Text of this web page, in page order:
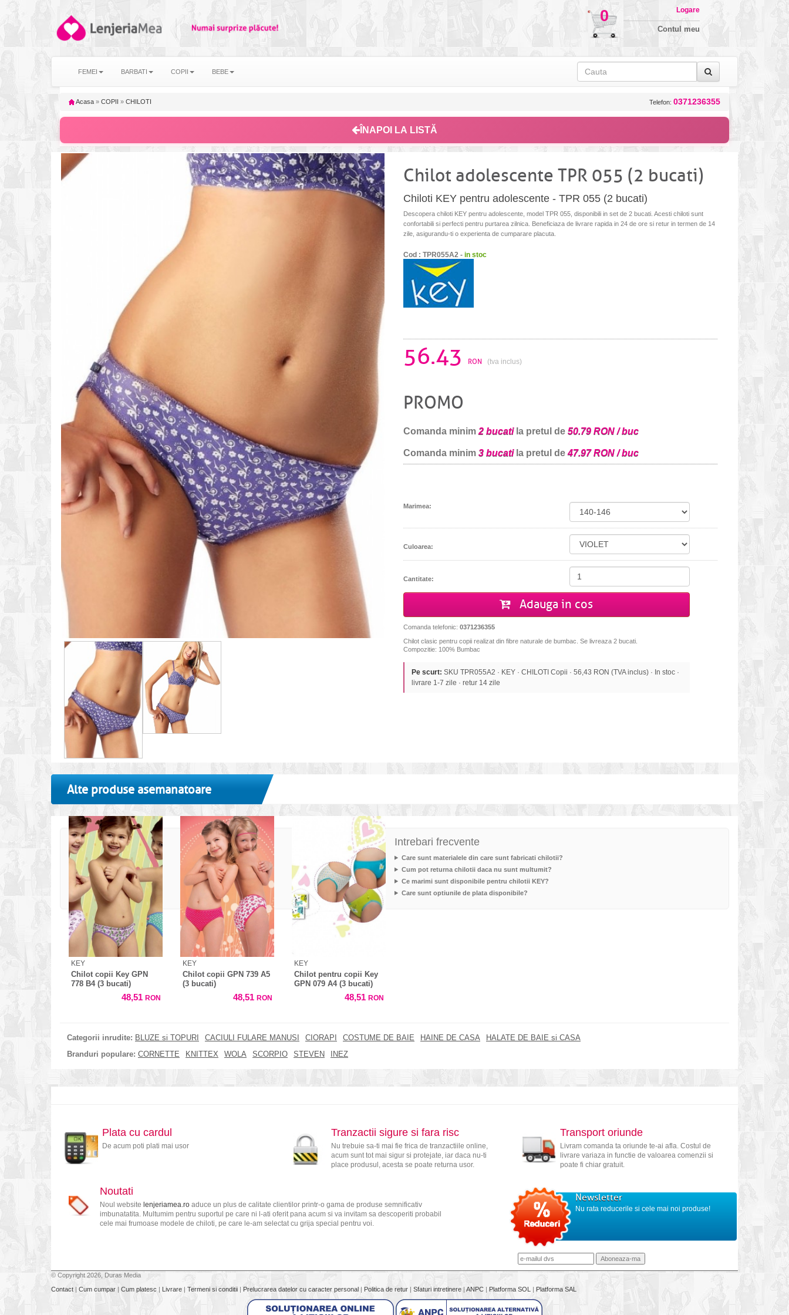
0 Logare
Contul meu
FEMEI BARBATI COPII BEBE
Acasa » COPII » CHILOTI Telefon: 0371236355
ÎNAPOI LA LISTĂ
Chilot adolescente TPR 055 (2 bucati)
Chiloti KEY pentru adolescente - TPR 055 (2 bucati)
Descopera chiloti KEY pentru adolescente, model TPR 055, disponibili in set de 2 bucati. Acesti chiloti sunt
confortabili si perfecti pentru purtarea zilnica. Beneficiaza de livrare rapida in 24 de ore si retur in termen de 14
zile, asigurandu-ti o experienta de cumparare placuta.
Cod : TPR055A2 - in stoc
56.43 RON (tva inclus)
PROMO
Comanda minim 2 bucatila pretul de 50.79 RON / buc
Comanda minim 3 bucatila pretul de47.97 RON / buc
Marimea:
Culoarea:
Cantitate:
Adauga in cos
Comanda telefonic: 0371236355
Chilot clasic pentru copii realizat din fibre naturale de bumbac. Se livreaza 2 bucati.
Compozitie: 100% Bumbac
Pe scurt: SKU TPR055A2 · KEY · CHILOTI Copii · 56,43 RON (TVA inclus) · In stoc ·
livrare 1-7 zile · retur 14 zile
Alte produse asemanatoare
KEY
Chilot copii Key GPN
778 B4 (3 bucati)
48,51 RON
KEY
Chilot copii GPN 739 A5
(3 bucati)
48,51 RON
KEY
Chilot pentru copii Key
GPN 079 A4 (3 bucati)
48,51 RON
Categorii inrudite: BLUZE si TOPURI CACIULI FULARE MANUSI CIORAPI COSTUME DE BAIE HAINE DE CASA
HALATE DE BAIE si CASA
Branduri populare: CORNETTE KNITTEX WOLA SCORPIO STEVEN INEZ
Intrebari frecvente
Care sunt materialele din care sunt fabricati chilotii?
Cum pot returna chilotii daca nu sunt multumit?
Ce marimi sunt disponibile pentru chilotii KEY?
Care sunt optiunile de plata disponibile?
Plata cu cardul
De acum poti plati mai usor
Tranzactii sigure si fara risc
Nu trebuie sa-ti mai fie frica de tranzactiile online,
acum sunt tot mai sigur si protejate, iar daca nu-ti
place produsul, acesta se poate returna usor.
Transport oriunde
Livram comanda ta oriunde te-ai afla. Costul de
livrare variaza in functie de valoarea comenzii si
poate fi chiar gratuit.
Noutati
Noul website lenjeriamea.roaduce un plus de calitate clientilor printr-o gama de produse semnificativ
imbunatatita. Multumim pentru suportul pe care ni l-ati oferit pana acum si va invitam sa descoperiti probabil
cele mai frumoase modele de chiloti, pe care le-am selectat cu grija special pentru voi.
Newsletter
Nu rata reducerile si cele mai noi produse!
© Copyright 2026, Duras Media
Contact | Cum cumpar | Cum platesc | Livrare | Termeni si conditii | Prelucrarea datelor cu caracter personal | Politica de retur | Sfaturi intretinere | ANPC | Platforma SOL | Platforma SAL